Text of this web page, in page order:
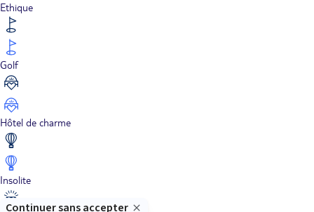
Ethique
Golf
Hôtel de charme
Insolite